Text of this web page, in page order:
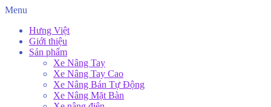
Menu
Hưng Việt
Giới thiệu
Sản phẩm
Xe Nâng Tay
Xe Nâng Tay Cao
Xe Nâng Bán Tự Động
Xe Nâng Mặt Bàn